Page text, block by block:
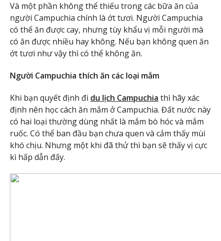
Và một phần không thể thiếu trong các bữa ăn của
người Campuchia chính là ớt tươi. Người Campuchia
có thể ăn được cay, nhưng tùy khẩu vị mỗi người mà
có ăn được nhiều hay không. Nếu bạn không quen ăn
ớt tươi như vậy thì có thể không ăn.
Người Campuchia thích ăn các loại mắm
Khi bạn quyết định đi du lịch Campuchia thì hãy xác
định nên học cách ăn mắm ở Campuchia. Đất nước này
có hai loại thường dùng nhất là mắm bò hóc và mắm
ruốc. Có thể ban đầu bạn chưa quen và cảm thấy mùi
khó chịu. Nhưng một khi đã thử thì bạn sẽ thấy vị cực
kì hấp dẫn đấy.